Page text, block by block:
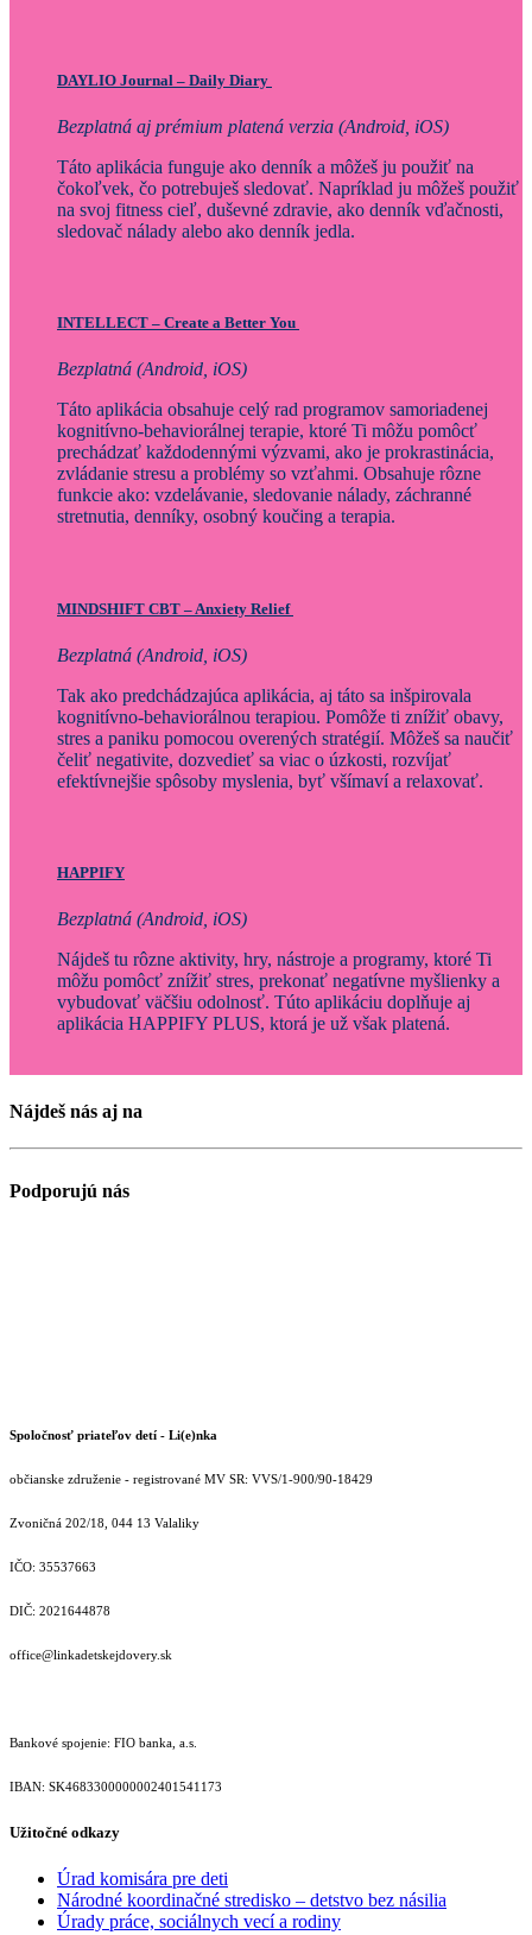
DAYLIO Journal – Daily Diary
Bezplatná aj prémium platená verzia (Android, iOS)
Táto aplikácia funguje ako denník a môžeš ju použiť na
čokoľvek, čo potrebuješ sledovať. Napríklad ju môžeš použiť
na svoj fitness cieľ, duševné zdravie, ako denník vďačnosti,
sledovač nálady alebo ako denník jedla.
INTELLECT – Create a Better You
Bezplatná (Android, iOS)
Táto aplikácia obsahuje celý rad programov samoriadenej
kognitívno-behaviorálnej terapie, ktoré Ti môžu pomôcť
prechádzať každodennými výzvami, ako je prokrastinácia,
zvládanie stresu a problémy so vzťahmi. Obsahuje rôzne
funkcie ako: vzdelávanie, sledovanie nálady, záchranné
stretnutia, denníky, osobný koučing a terapia.
MINDSHIFT CBT – Anxiety Relief
Bezplatná (Android, iOS)
Tak ako predchádzajúca aplikácia, aj táto sa inšpirovala
kognitívno-behaviorálnou terapiou. Pomôže ti znížiť obavy,
stres a paniku pomocou overených stratégií. Môžeš sa naučiť
čeliť negativite, dozvedieť sa viac o úzkosti, rozvíjať
efektívnejšie spôsoby myslenia, byť všímaví a relaxovať.
HAPPIFY
Bezplatná (Android, iOS)
Nájdeš tu rôzne aktivity, hry, nástroje a programy, ktoré Ti
môžu pomôcť znížiť stres, prekonať negatívne myšlienky a
vybudovať väčšiu odolnosť. Túto aplikáciu doplňuje aj
aplikácia HAPPIFY PLUS, ktorá je už však platená.
Nájdeš nás aj na
Podporujú nás
Spoločnosť priateľov detí - Li(e)nka
občianske združenie - registrované MV SR: VVS/1-900/90-18429
Zvoničná 202/18, 044 13 Valaliky
IČO: 35537663
DIČ: 2021644878
office@linkadetskejdovery.sk
Bankové spojenie: FIO banka, a.s.
IBAN: SK46833000000­02401541173
Užitočné odkazy
Úrad komisára pre deti
Národné koordinačné stredisko – detstvo bez násilia
Úrady práce, sociálnych vecí a rodiny